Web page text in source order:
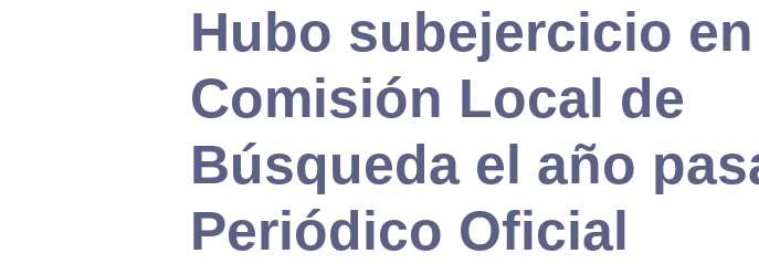
Hubo subejercicio
Comisión Local de
Búsqueda el año
Periódico Oficial